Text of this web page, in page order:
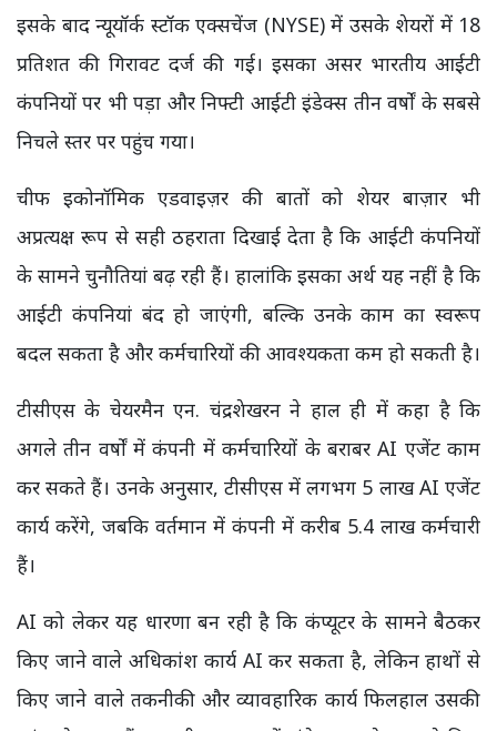
इसके बाद न्यूयॉर्क स्टॉक एक्सचेंज (NYSE) में उसके शेयरों में 18
प्रतिशत की गिरावट दर्ज की गई। इसका असर भारतीय आईटी
कंपनियों पर भी पड़ा और निफ्टी आईटी इंडेक्स तीन वर्षों के सबसे
निचले स्तर पर पहुंच गया।
चीफ इकोनॉमिक एडवाइज़र की बातों को शेयर बाज़ार भी
अप्रत्यक्ष रूप से सही ठहराता दिखाई देता है कि आईटी कंपनियों
के सामने चुनौतियां बढ़ रही हैं। हालांकि इसका अर्थ यह नहीं है कि
आईटी कंपनियां बंद हो जाएंगी, बल्कि उनके काम का स्वरूप
बदल सकता है और कर्मचारियों की आवश्यकता कम हो सकती है।
टीसीएस के चेयरमैन एन. चंद्रशेखरन ने हाल ही में कहा है कि
अगले तीन वर्षों में कंपनी में कर्मचारियों के बराबर AI एजेंट काम
कर सकते हैं। उनके अनुसार, टीसीएस में लगभग 5 लाख AI एजेंट
कार्य करेंगे, जबकि वर्तमान में कंपनी में करीब 5.4 लाख कर्मचारी
हैं।
AI को लेकर यह धारणा बन रही है कि कंप्यूटर के सामने बैठकर
किए जाने वाले अधिकांश कार्य AI कर सकता है, लेकिन हाथों से
किए जाने वाले तकनीकी और व्यावहारिक कार्य फिलहाल उसकी